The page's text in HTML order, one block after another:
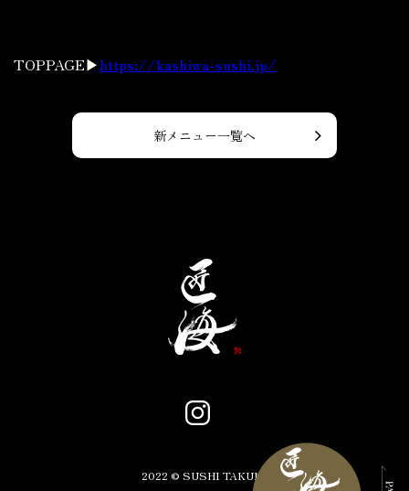
TOPPAGE▶https://kashiwa-sushi.jp/
新メニュー一覧へ
2022 © SUSHI TAKUMI